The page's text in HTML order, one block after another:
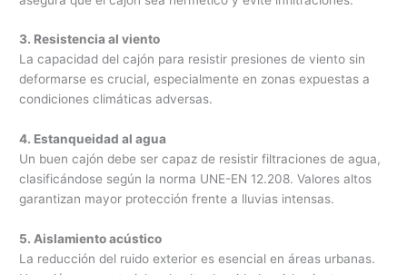
3. Resistencia al viento
La capacidad del cajón para resistir presiones de viento sin
deformarse es crucial, especialmente en zonas expuestas a
condiciones climáticas adversas.
4. Estanqueidad al agua
Un buen cajón debe ser capaz de resistir filtraciones de agua,
clasificándose según la norma UNE-EN 12.208. Valores altos
garantizan mayor protección frente a lluvias intensas.
5. Aislamiento acústico
La reducción del ruido exterior es esencial en áreas urbanas.